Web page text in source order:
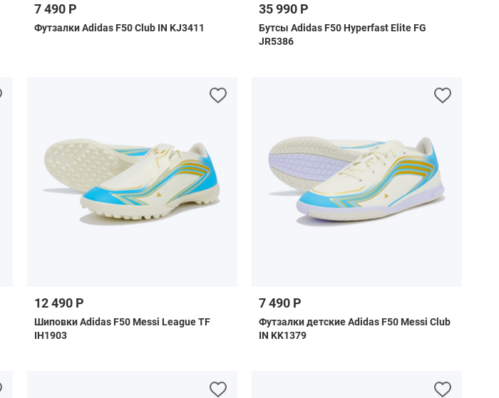
7 490 Р
Футзалки Adidas F50 Club IN KJ3411
35 990 Р
Бутсы Adidas F50 Hyperfast Elite FG
JR5386
12 490 Р
Шиповки Adidas F50 Messi League TF
IH1903
7 490 Р
Футзалки детские Adidas F50 Messi Club
IN KK1379